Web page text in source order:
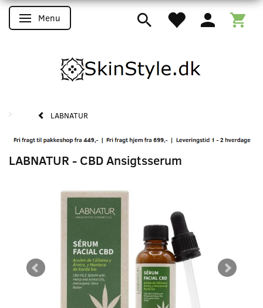
Skifte navigation
Menu
LABNATUR
LABNATUR - CBD Ansigtsserum